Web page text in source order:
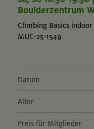
Boulderzentrum
Climbing Basics indoor
MUC-25-1549
Datum
Alter
Preis für Mitglieder